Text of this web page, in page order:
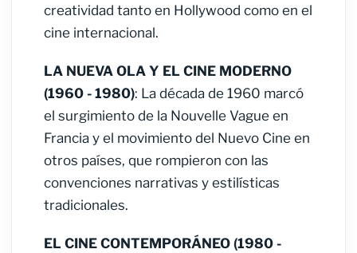
creatividad tanto en Hollywood como en el
cine internacional.
LA NUEVA OLA Y EL CINE MODERNO
(1960 - 1980): La década de 1960 marcó
el surgimiento de la Nouvelle Vague en
Francia y el movimiento del Nuevo Cine en
otros países, que rompieron con las
convenciones narrativas y estilísticas
tradicionales.
EL CINE CONTEMPORÁNEO (1980 -